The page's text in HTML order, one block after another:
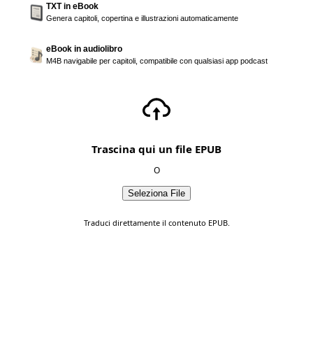
TXT in eBook
Genera capitoli, copertina e illustrazioni automaticamente
eBook in audiolibro
M4B navigabile per capitoli, compatibile con qualsiasi app podcast
Trascina qui un file EPUB
O
Seleziona File
Traduci direttamente il contenuto EPUB.